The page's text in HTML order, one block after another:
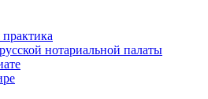
нотариальной палаты